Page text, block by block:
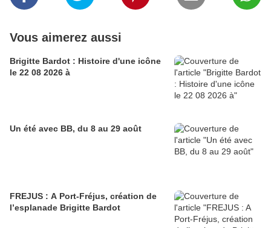
Vous aimerez aussi
Brigitte Bardot : Histoire d'une icône
le 22 08 2026 à
Un été avec BB, du 8 au 29 août
FREJUS : A Port-Fréjus, création de
l’esplanade Brigitte Bardot